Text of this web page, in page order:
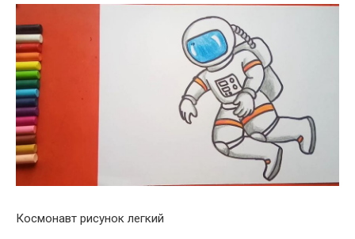
Космонавт рисунок легкий